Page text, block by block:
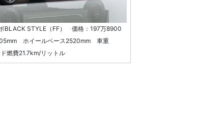
BLACK STYLE（FF） 価格：197万8900
ホイールベース2520mm 車重
費21.7km/リットル